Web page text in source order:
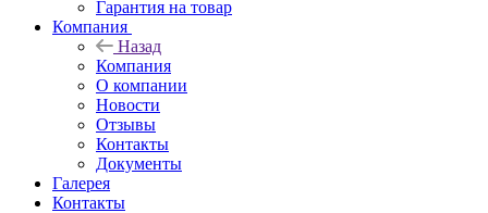
Гарантия на товар
Компания
Назад
Компания
О компании
Новости
Отзывы
Контакты
Документы
Галерея
Контакты